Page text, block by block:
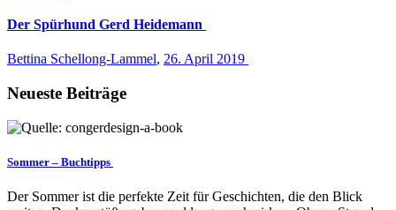
Der Spürhund Gerd Heidemann
Bettina Schellong-Lammel, 26. April 2019
Neueste Beiträge
Sommer – Buchtipps
Der Sommer ist die perfekte Zeit für Geschichten, die den Blick